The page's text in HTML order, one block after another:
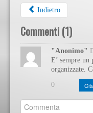
Indietro
Commenti (1)
"Anonimo"
E’ sempre un
organizzate.
0